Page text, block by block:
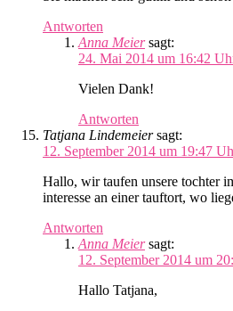
Antworten
Anna Meier sagt:
24. Mai 2014 um 16:42
Vielen Dank!
Antworten
Tatjana Lindemeier sagt:
12. September 2014 um 19:47
Hallo, wir taufen unsere tochter
interesse an einer tauftort, wo
Antworten
Anna Meier sagt:
12. September 2014 um
Hallo Tatjana,